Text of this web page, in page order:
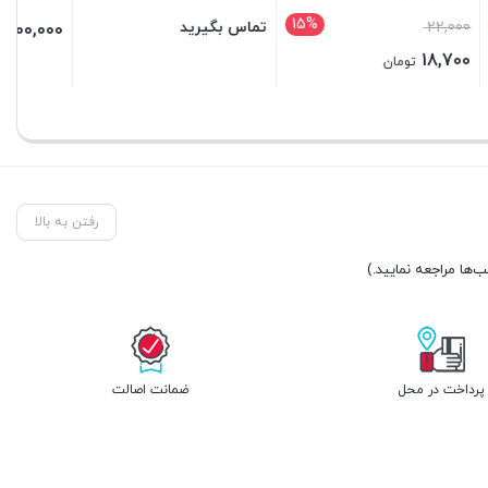
تومان تماس بگیرید
رفتن به بالا
پرداخت در محل ضمانت اصالت